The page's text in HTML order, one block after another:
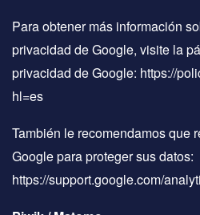
Para obtener más información
privacidad de Google, visite la
privacidad de Google: https://
hl=es
También le recomendamos que
Google para proteger sus datos:
https://support.google.com/